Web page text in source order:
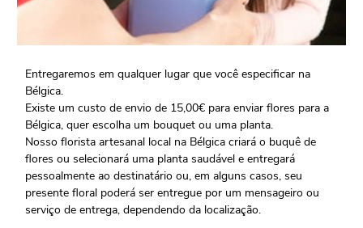
Entregaremos em qualquer lugar que você especificar na
Bélgica.
Existe um custo de envio de 15,00€ para enviar flores para a
Bélgica, quer escolha um bouquet ou uma planta.
Nosso florista artesanal local na Bélgica criará o buquê de
flores ou selecionará uma planta saudável e entregará
pessoalmente ao destinatário ou, em alguns casos, seu
presente floral poderá ser entregue por um mensageiro ou
serviço de entrega, dependendo da localização.